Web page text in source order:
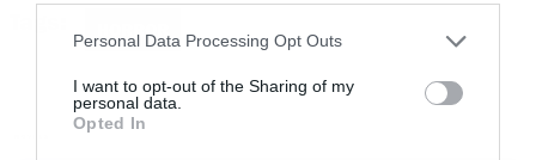
Please note that this website/app uses one or more Google
not limited to your visit or usage behaviour. You may click to
grant or deny consent to Google and its third-party tags to
use your data for below specified purposes in below Google
Personal Data Processing Opt Outs
I want to opt-out of the Sharing of my
personal data.
Opted In
στο rotten tomatoes, κάτι που φυσικά μας έχει
κινήσει την περιέργεια και περιμένουμε πως και
πως να γίνει διαθέσιμη και στα μέρη μας. Προς